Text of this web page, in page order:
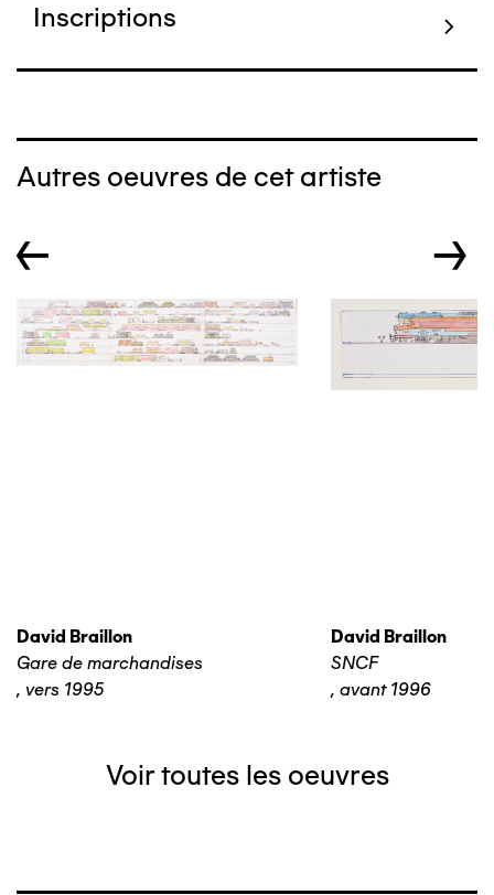
Inscriptions
Autres oeuvres de cet artiste
← →
David Braillon
Gare de marchandises
, vers 1995
David Braillon
SNCF
, avant 1996
Voir toutes les oeuvres